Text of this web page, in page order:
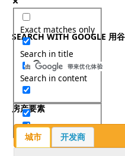
Exact matches only
Search in title
Search in content
SEARCH WITH GOOGLE 用
房产要素
城市 开发商